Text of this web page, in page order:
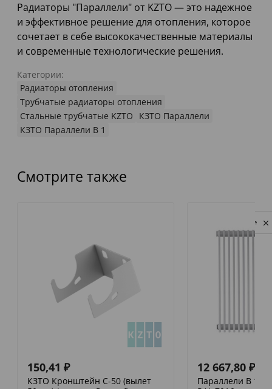
Радиаторы "Параллели" от KZTO — это надежное
и эффективное решение для отопления, которое
сочетает в себе высококачественные материалы
и современные технологические решения.
Категории:
Радиаторы отопления
Трубчатые радиаторы отопления
Стальные трубчатые KZTO
КЗТО Параллели
КЗТО Параллели В 1
Смотрите также
150,41 ₽
КЗТО Кронштейн С-50 (вылет
12 667,80 ₽
Параллели В 1-
Privacy notice